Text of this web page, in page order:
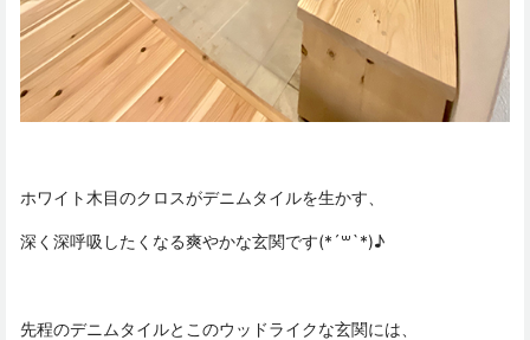
ホワイト木目のクロスがデニムタイルを生かす、
深く深呼吸したくなる爽やかな玄関です(*´꒳`*)♪
先程のデニムタイルとこのウッドライクな玄関には、